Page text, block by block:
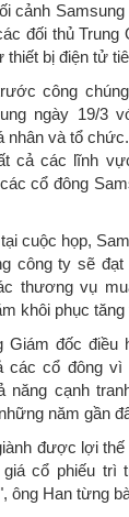
cảnh
đối thủ Trung
bị điện tử
công
ngày 19/3
nhân và tổ
cả các lĩnh
cổ đông
cuộc họp,
công ty sẽ đạt
thương vụ
khôi phục
Giám đốc điều
các cổ đông vì
năng cạnh
năm gần
được lợi
cổ phiếu trì
ông Han từng